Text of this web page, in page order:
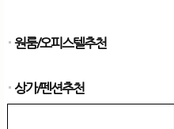
원룸/오피스텔추천
상가/펜션추천